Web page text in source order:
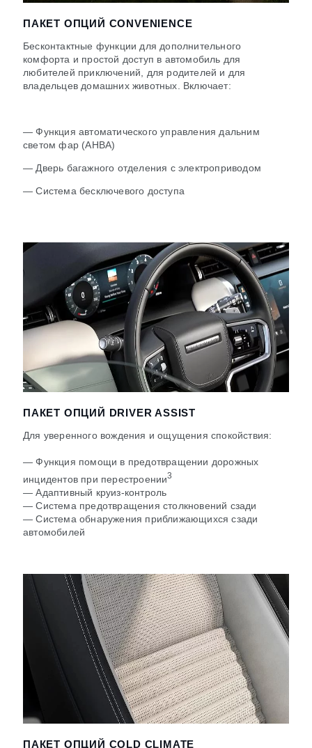
ПАКЕТ ОПЦИЙ CONVENIENCE
Бесконтактные функции для дополнительного
комфорта и простой доступ в автомобиль для
любителей приключений, для родителей и для
владельцев домашних животных. Включает:
— Функция автоматического управления дальним
светом фар (AHBA)
— Дверь багажного отделения с электроприводом
— Система бесключевого доступа
ПАКЕТ ОПЦИЙ DRIVER ASSIST
Для уверенного вождения и ощущения спокойствия:
— Функция помощи в предотвращении дорожных
инцидентов при перестроении3
— Адаптивный круиз-контроль
— Система предотвращения столкновений сзади
— Система обнаружения приближающихся сзади
автомобилей
ПАКЕТ ОПЦИЙ COLD CLIMATE